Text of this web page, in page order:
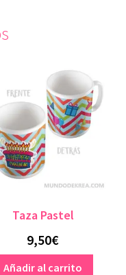
Taza Pastel
9,50€
Añadir al carrito